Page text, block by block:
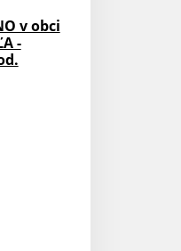
v obci
-